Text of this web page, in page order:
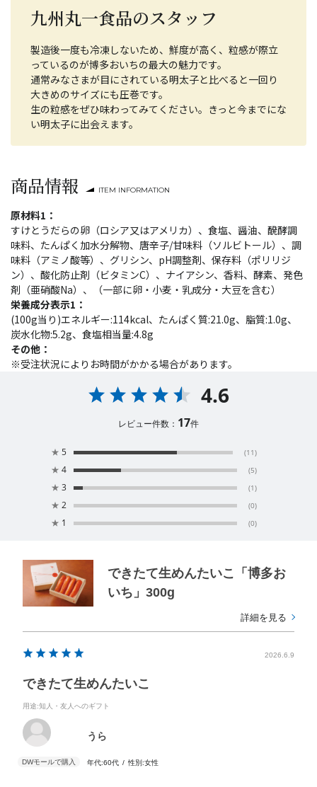
九州丸一食品のスタッフ
製造後一度も冷凍しないため、鮮度が高く、粒感が際立
っているのが博多おいちの最大の魅力です。
通常みなさまが目にされている明太子と比べると一回り
大きめのサイズにも圧巻です。
生の粒感をぜひ味わってみてください。きっと今までにな
い明太子に出会えます。
商品情報 ITEM INFORMATION
原材料1：
すけとうだらの卵（ロシア又はアメリカ）、食塩、醤油、醗酵調
味料、たんぱく加水分解物、唐辛子/甘味料（ソルビトール）、調
味料（アミノ酸等）、グリシン、pH調整剤、保存料（ポリリジ
ン）、酸化防止剤（ビタミンC）、ナイアシン、香料、酵素、発色
剤（亜硝酸Na）、（一部に卵・小麦・乳成分・大豆を含む）
栄養成分表示1：
(100g当り)エネルギー:114kcal、たんぱく質:21.0g、脂質:1.0g、
炭水化物:5.2g、食塩相当量:4.8g
その他：
※受注状況によりお時間がかかる場合があります。
4.6
レビュー件数： 17件
★ 5 (11)
★ 4 (5)
★ 3 (1)
★ 2 (0)
★ 1 (0)
できたて生めんたいこ「博多お
いち」300g
詳細を見る
2026.6.9
できたて生めんたいこ
用途:知人・友人へのギフト
うら
年代:60代 性別:女性